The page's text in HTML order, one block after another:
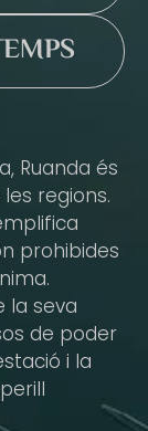
Ruanda és
regions.
prohibides
la seva
de poder
i la